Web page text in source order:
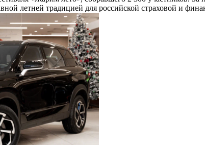
летней традицией для российской страховой и